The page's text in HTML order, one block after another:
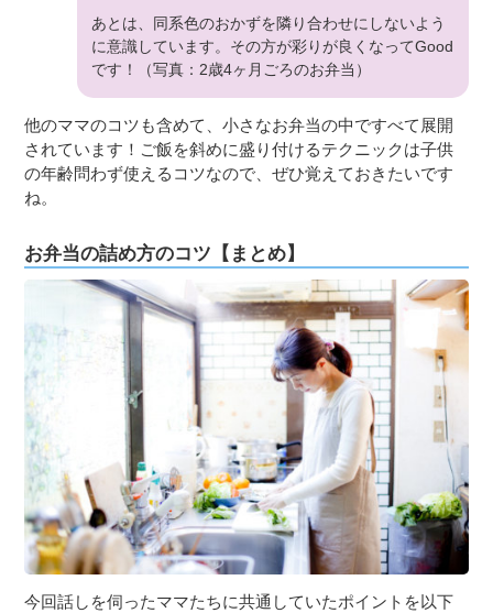
あとは、同系色のおかずを隣り合わせにしないよう
に意識しています。その方が彩りが良くなってGood
です！（写真：2歳4ヶ月ごろのお弁当）
他のママのコツも含めて、小さなお弁当の中ですべて展開
されています！ご飯を斜めに盛り付けるテクニックは子供
の年齢問わず使えるコツなので、ぜひ覚えておきたいです
ね。
お弁当の詰め方のコツ【まとめ】
今回話しを伺ったママたちに共通していたポイントを以下